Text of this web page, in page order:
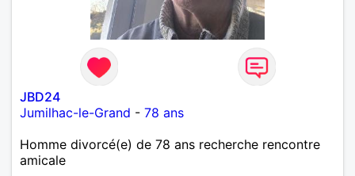
JBD24
Jumilhac-le-Grand - 78 ans
Homme divorcé(e) de 78 ans recherche rencontre
amicale